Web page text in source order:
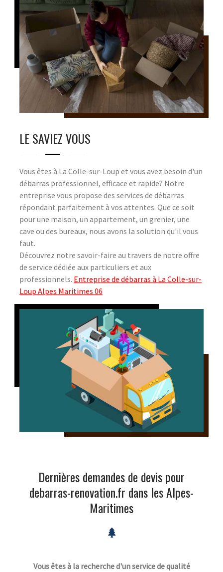
LE SAVIEZ VOUS
Vous êtes à La Colle-sur-Loup et vous avez besoin d'un
débarras professionnel, efficace et rapide? Notre
entreprise vous propose des services de débarras
répondant parfaitement à vos attentes. Que ce soit
pour une maison, un appartement, un grenier, une
cave ou des bureaux, nous avons la solution qu'il vous
faut.
Découvrez notre savoir-faire au travers de notre offre
de service dédiée aux particuliers et aux
professionnels. Entreprise de débarras à La Colle-sur-
Loup Alpes Maritimes 06
Dernières demandes de devis pour
debarras-renovation.fr dans les Alpes-
Maritimes
Vous êtes à la recherche d'un service de qualité